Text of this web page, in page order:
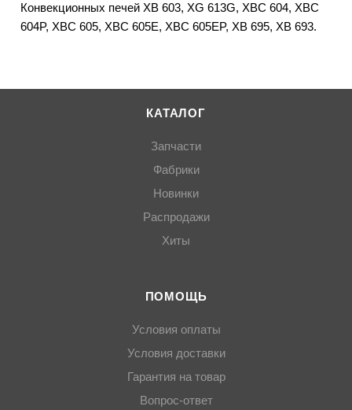
Конвекционных печей XB 603, XG 613G, XBC 604, XBC
604P, XBC 605, XBC 605E, XBC 605EP, XB 695, XB 693.
КАТАЛОГ
Запчасти
Фабрики
Новинки
Распродажи
Хиты
ПОМОЩЬ
Условия оплаты
Условия доставки
Гарантия на товар
Вопрос-ответ